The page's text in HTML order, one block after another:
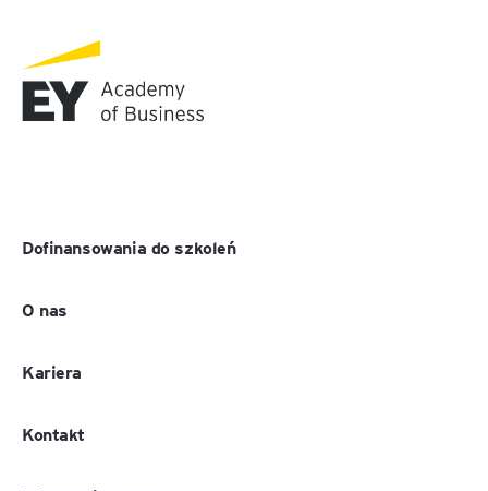
Dofinansowania do szkoleń
O nas
Kariera
Kontakt